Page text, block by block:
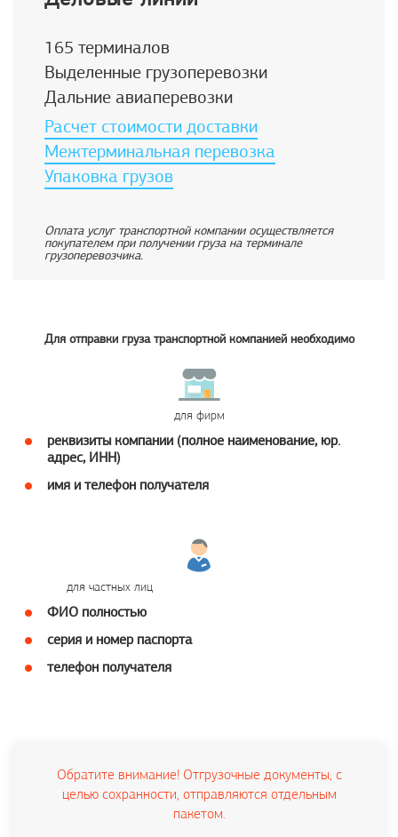
165 терминалов
Выделенные грузоперевозки
Дальние авиаперевозки
Расчет стоимости доставки
Межтерминальная перевозка
Упаковка грузов
Оплата услуг транспортной компании осуществляется
покупателем при получении груза на терминале
грузоперевозчика.
Для отправки груза транспортной компанией необходимо
для фирм
реквизиты компании (полное наименование, юр.
адрес, ИНН)
имя и телефон получателя
для частных лиц
ФИО полностью
серия и номер паспорта
телефон получателя
Обратите внимание! Отгрузочные документы, с
целью сохранности, отправляются отдельным
пакетом.